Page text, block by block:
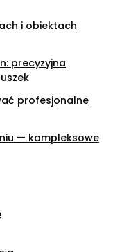
i obiektach
precyzyjna
profesjonalne
— kompleksowe